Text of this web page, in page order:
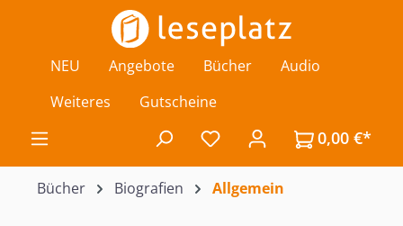
Zum Hauptinhalt springen
NEU Angebote Bücher
Audio
Weiteres
Gutscheine
Du hast 0 Produkte auf
0,00 €*
Bücher Biografien Allgemein